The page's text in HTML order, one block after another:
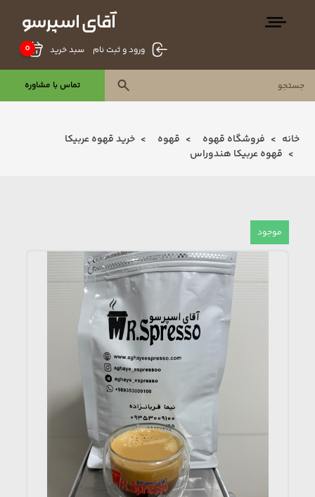
ورود و ثبت نام 0 سبد خرید
تماس با مشاوره
خانه فروشگاه قهوه قهوه
خرید قهوه عربیکا
قهوه عربیکا هندوراس
موجود